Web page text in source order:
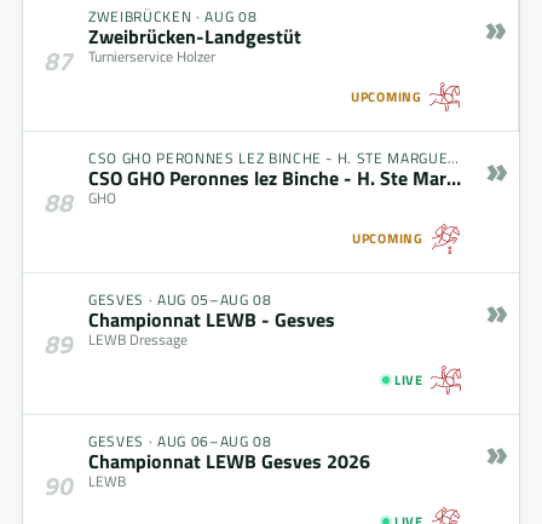
87
ZWEIBRÜCKEN ·AUG 08
Zweibrücken-Landgestüt
Turnierservice Holzer
UPCOMING
»
88
CSO GHO PERONNES LEZ BINCHE - H. STE MARGUERITE
CSO GHO Peronnes lez Binche - H. Ste Marguerite
GHO
UPCOMING
»
89
GESVES · AUG 05–AUG 08
Championnat LEWB - Gesves
LEWB Dressage
LIVE
»
90
GESVES · AUG 06–AUG 08
Championnat LEWB Gesves 2026
LEWB
»